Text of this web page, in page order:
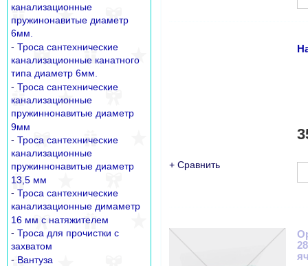
+ Сравнить
канализационные
пружинонавитые диаметр
6мм.
- Троса сантехнические
канализационные канатного
типа диаметр 6мм.
- Троса сантехнические
канализационные
пружиннонавитые диаметр
9мм
- Троса сантехнические
канализационные
пружиннонавитые диаметр
13,5 мм
- Троса сантехнические
канализационные димаметр
16 мм с натяжителем
- Троса для прочистки с
захватом
- Вантуза